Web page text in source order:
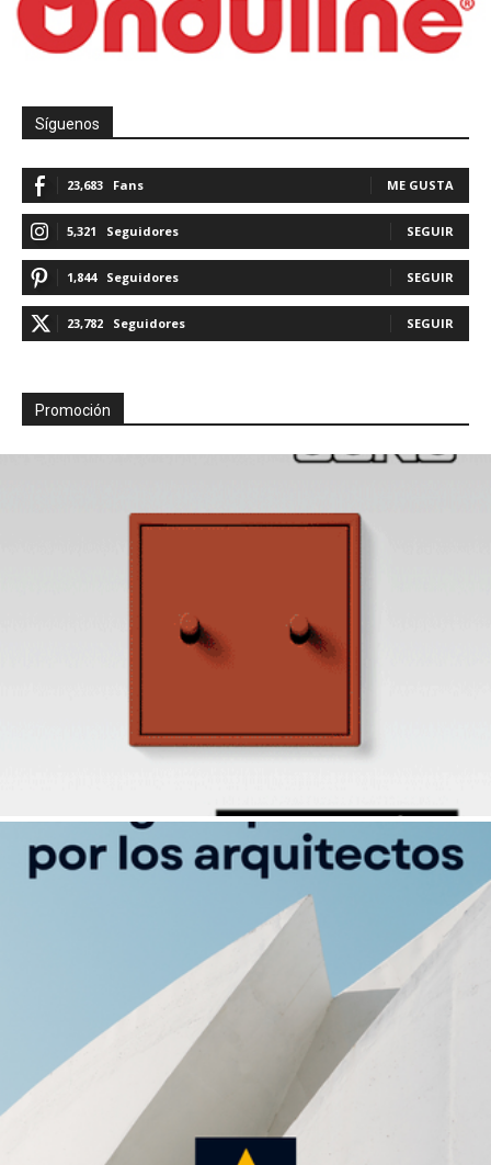
Síguenos
23,683 Fans ME GUSTA
5,321 Seguidores SEGUIR
1,844 Seguidores SEGUIR
23,782 Seguidores SEGUIR
Promoción